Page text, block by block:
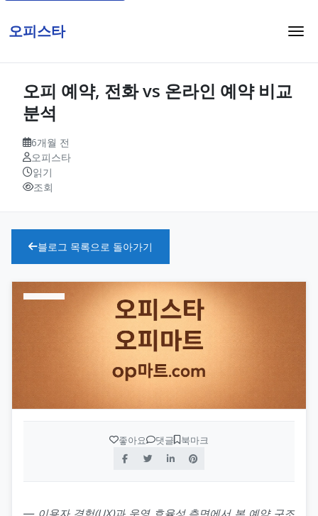
오피스타
오피 예약, 전화 vs 온라인 예약 비교
분석
6개월 전
오피스타
읽기
조회
블로그 목록으로 돌아가기
좋아요 댓글 북마크
― 이용자 경험(UX)과 운영 효율성 측면에서 본 예약 구조